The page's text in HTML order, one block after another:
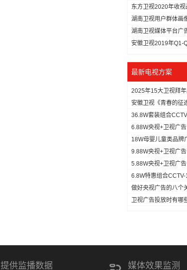
东方卫视2020年收视
湖南卫视用户群体画
众分...
湖南卫视媒体平台广
（数...
安徽卫视2019年Q1-
最新电视方案
2025年15大卫视拜
安徽卫视《青春的征
方案
36.8W套装组合
6.88W央视+卫视广
18W母婴儿童类品牌
9.88W央视+卫视广
5.88W央视+卫视广
6.8W特惠组合CCTV-
做好央视广告的八个
卫视广告投放时有哪
提供监播数据 媒体效果监测